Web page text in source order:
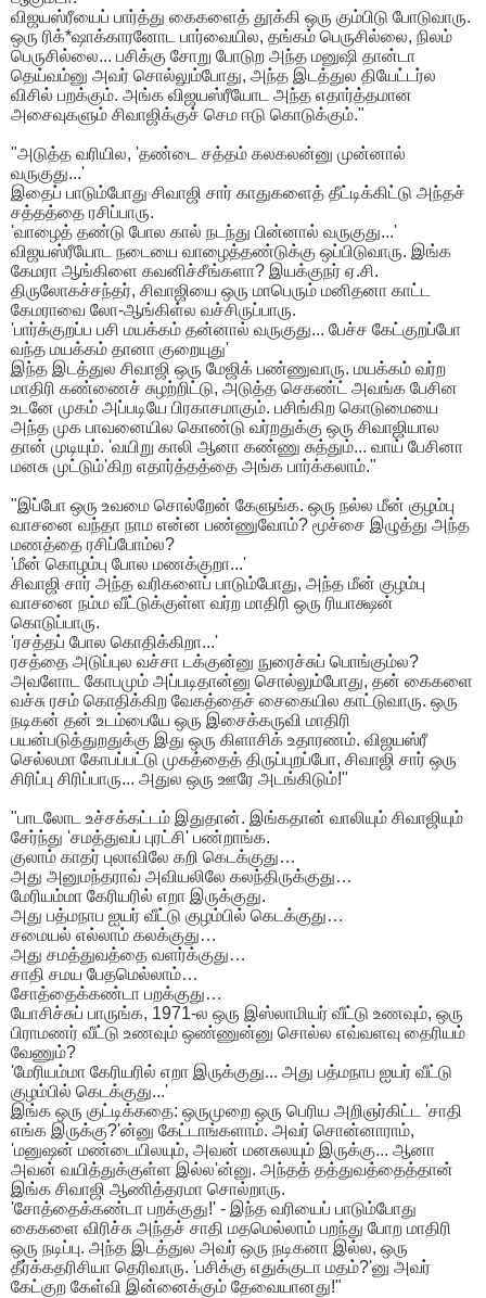
விஜயஸ்ரீயைப் பார்த்து கைகளைத் தூக்கி ஒரு கும்பிடு போடுவாரு.
ஒரு ரிக்*ஷாக்காரனோட பார்வையில, தங்கம் பெருசில்லை, நிலம்
பெருசில்லை... பசிக்கு சோறு போடுற அந்த மனுஷி தான்டா
தெய்வம்னு அவர் சொல்லும்போது, அந்த இடத்துல தியேட்டர்ல
விசில் பறக்கும். அங்க விஜயஸ்ரீயோட அந்த எதார்த்தமான
அசைவுகளும் சிவாஜிக்குச் செம ஈடு கொடுக்கும்."
​"அடுத்த வரியில, 'தண்டை சத்தம் கலகலன்னு முன்னால்
வருகுது...'
இதைப் பாடும்போது சிவாஜி சார் காதுகளைத் தீட்டிக்கிட்டு அந்தச்
சத்தத்தை ரசிப்பாரு.
'வாழைத் தண்டு போல கால் நடந்து பின்னால் வருகுது...'
விஜயஸ்ரீயோட நடையை வாழைத்தண்டுக்கு ஒப்பிடுவாரு. இங்க
கேமரா ஆங்கிளை கவனிச்சீங்களா? இயக்குநர் ஏ.சி.
திருலோகச்சந்தர், சிவாஜியை ஒரு மாபெரும் மனிதனா காட்ட
கேமராவை லோ-ஆங்கிள்ல வச்சிருப்பாரு.
​'பார்க்குறப்ப பசி மயக்கம் தன்னால் வருகுது... பேச்ச கேட்குறப்போ
வந்த மயக்கம் தானா குறையுது'
இந்த இடத்துல சிவாஜி ஒரு மேஜிக் பண்ணுவாரு. மயக்கம் வர்ற
மாதிரி கண்ணைச் சுழற்றிட்டு, அடுத்த செகண்ட் அவங்க பேசின
உடனே முகம் அப்படியே பிரகாசமாகும். பசிங்கிற கொடுமையை
அந்த முக பாவனையில கொண்டு வர்றதுக்கு ஒரு சிவாஜியால
தான் முடியும். 'வயிறு காலி ஆனா கண்ணு சுத்தும்... வாய் பேசினா
மனசு முட்டும்'கிற எதார்த்தத்தை அங்க பார்க்கலாம்."
​"இப்போ ஒரு உவமை சொல்றேன் கேளுங்க. ஒரு நல்ல மீன் குழம்பு
வாசனை வந்தா நாம என்ன பண்ணுவோம்? மூச்சை இழுத்து அந்த
மணத்தை ரசிப்போம்ல?
'மீன் கொழம்பு போல மணக்குறா...'
சிவாஜி சார் அந்த வரிகளைப் பாடும்போது, அந்த மீன் குழம்பு
வாசனை நம்ம வீட்டுக்குள்ள வர்ற மாதிரி ஒரு ரியாக்ஷன்
கொடுப்பாரு.
'ரசத்தப் போல கொதிக்கிறா...'
ரசத்தை அடுப்புல வச்சா டக்குன்னு நுரைச்சுப் பொங்கும்ல?
அவளோட கோபமும் அப்படிதான்னு சொல்லும்போது, தன் கைகளை
வச்சு ரசம் கொதிக்கிற வேகத்தைச் சைகையில காட்டுவாரு. ஒரு
நடிகன் தன் உடம்பையே ஒரு இசைக்கருவி மாதிரி
பயன்படுத்துறதுக்கு இது ஒரு கிளாசிக் உதாரணம். விஜயஸ்ரீ
செல்லமா கோபப்பட்டு முகத்தைத் திருப்புறப்போ, சிவாஜி சார் ஒரு
சிரிப்பு சிரிப்பாரு... அதுல ஒரு ஊரே அடங்கிடும்!"
​"பாடலோட உச்சக்கட்டம் இதுதான். இங்கதான் வாலியும் சிவாஜியும்
சேர்ந்து 'சமத்துவப் புரட்சி' பண்றாங்க.
குலாம் காதர் புலாவிலே கறி கெடக்குது…
அது அனுமந்தராவ் அவியலிலே கலந்திருக்குது…
மேரியம்மா கேரியரில் எறா இருக்குது.
அது பத்மநாப ஐயர் வீட்டு குழம்பில் கெடக்குது…
சமையல் எல்லாம் கலக்குது…
அது சமத்துவத்தை வளர்க்குது…
சாதி சமய பேதமெல்லாம்…
சோத்தைக்கண்டா பறக்குது…
யோசிச்சுப் பாருங்க, 1971-ல ஒரு இஸ்லாமியர் வீட்டு உணவும், ஒரு
பிராமணர் வீட்டு உணவும் ஒண்ணுன்னு சொல்ல எவ்வளவு தைரியம்
வேணும்?
​'மேரியம்மா கேரியரில் எறா இருக்குது... அது பத்மநாப ஐயர் வீட்டு
குழம்பில் கெடக்குது...'
இங்க ஒரு குட்டிக்கதை: ஒருமுறை ஒரு பெரிய அறிஞர்கிட்ட 'சாதி
எங்க இருக்கு?'ன்னு கேட்டாங்களாம். அவர் சொன்னாராம்,
'மனுஷன் மண்டையிலயும், அவன் மனசுலயும் இருக்கு... ஆனா
அவன் வயித்துக்குள்ள இல்ல'ன்னு. அந்தத் தத்துவத்தைத்தான்
இங்க சிவாஜி ஆணித்தரமா சொல்றாரு.
'சோத்தைக்கண்டா பறக்குது!' - இந்த வரியைப் பாடும்போது
கைகளை விரிச்சு அந்தச் சாதி மதமெல்லாம் பறந்து போற மாதிரி
ஒரு நடிப்பு. அந்த இடத்துல அவர் ஒரு நடிகனா இல்ல, ஒரு
தீர்க்கதரிசியா தெரிவாரு. 'பசிக்கு எதுக்குடா மதம்?'னு அவர்
கேட்குற கேள்வி இன்னைக்கும் தேவையானது!"